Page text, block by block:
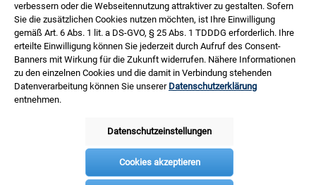
Service
Informationen
Netzwerk
Bezahlen
verbessern oder die Webseitennutzung attraktiver zu gestalten. Sofern
Sie die zusätzlichen Cookies nutzen möchten, ist Ihre Einwilligung
gemäß Art. 6 Abs. 1 lit. a DS-GVO, § 25 Abs. 1 TDDDG erforderlich. Ihre
erteilte Einwilligung können Sie jederzeit durch Aufruf des Consent-
Banners mit Wirkung für die Zukunft widerrufen. Nähere Informationen
zu den einzelnen Cookies und die damit in Verbindung stehenden
Datenverarbeitung können Sie unserer Datenschutzerklärung
entnehmen.
Datenschutzeinstellungen
Cookies akzeptieren